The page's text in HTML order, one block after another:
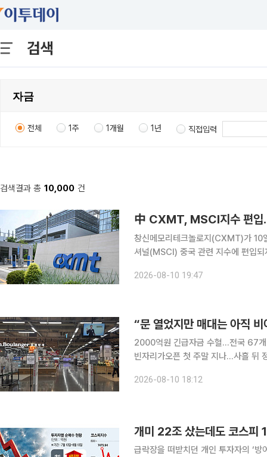
검색
전체 1주 1개월 1년 직접입력
검색결과 총 10,000 건
中 CXMT, MSCI지수 편입
창신메모리테크놀로지(CXMT)가 10
셔널(MSCI) 중국 관련 지수에 편입되자 추
2026-08-10 19:47
2000억원 긴급자금 수혈…전국 67개
빈자리가오픈 첫 주말 지나…사흘 뒤 정식 개장 구색 관건 10일
문이 다시 열렸다는 사실을 거듭 알리
2026-08-10 18:12
개미 22조 샀는데도 코스피
급락장을 떠받치던 개인 투자자의 ‘